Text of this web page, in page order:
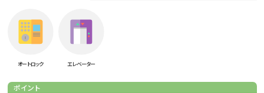
オートロック エレベーター
ポイント